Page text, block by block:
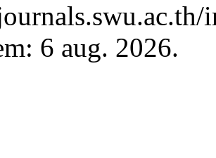
6 aug. 2026.